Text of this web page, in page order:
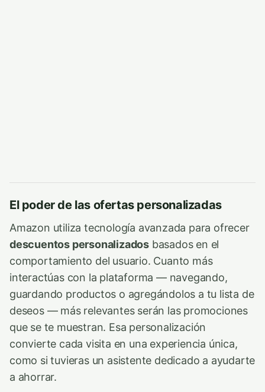
El poder de las ofertas personalizadas
Amazon utiliza tecnología avanzada para ofrecer
descuentos personalizados basados en el
comportamiento del usuario. Cuanto más
interactúas con la plataforma — navegando,
guardando productos o agregándolos a tu lista de
deseos — más relevantes serán las promociones
que se te muestran. Esa personalización
convierte cada visita en una experiencia única,
como si tuvieras un asistente dedicado a ayudarte
a ahorrar.